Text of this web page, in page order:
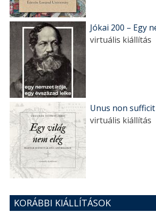
Jókai 200 – Egy
virtuális kiállítás
Unus non
virtuális kiállítás
KORÁBBI KIÁLLÍTÁSOK